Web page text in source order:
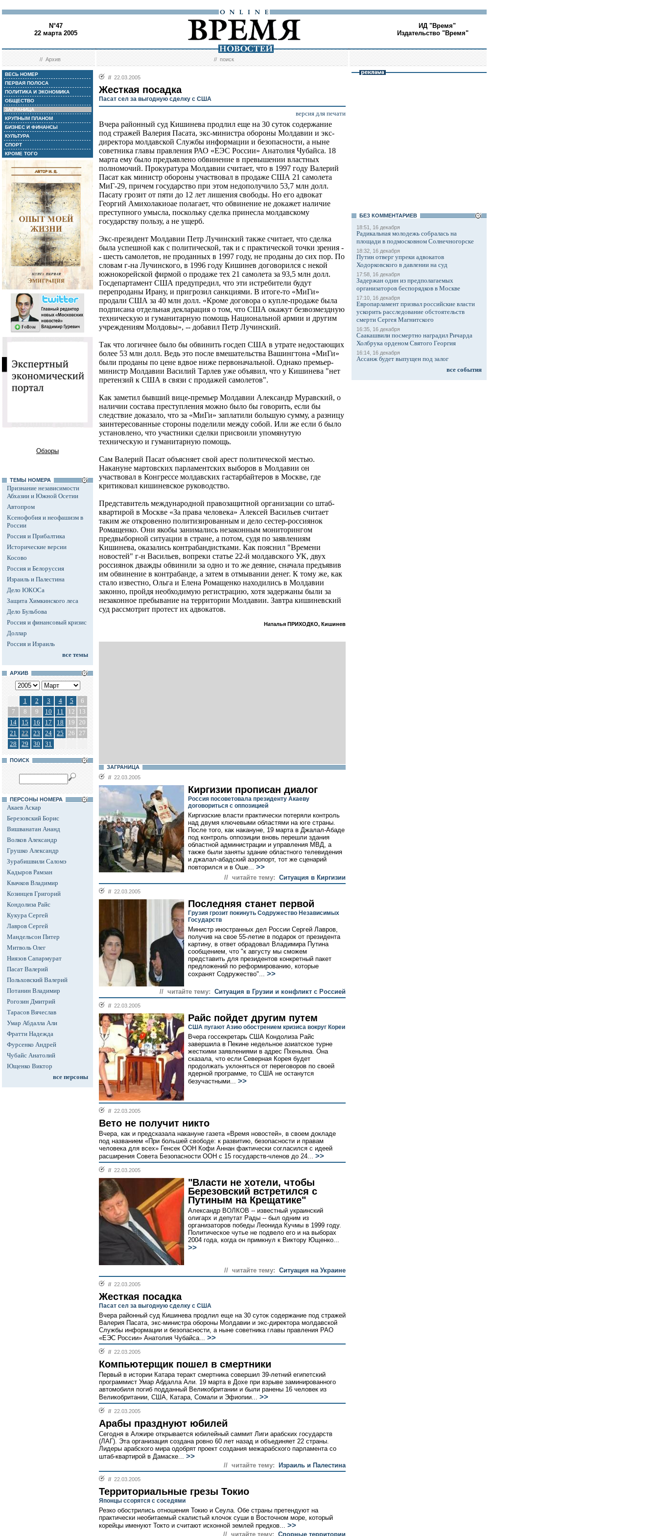
N°47
22 марта 2005
ИД "Время"
Издательство "Время"
//Архив //поиск
ВЕСЬ НОМЕР
ПЕРВАЯ ПОЛОСА
ПОЛИТИКА И ЭКОНОМИКА
ОБЩЕСТВО
ЗАГРАНИЦА
КРУПНЫМ ПЛАНОМ
БИЗНЕС И ФИНАНСЫ
КУЛЬТУРА
СПОРТ
КРОМЕ ТОГО
Обзоры
ТЕМЫ НОМЕРА
Признание независимости
Абхазии и Южной Осетии
Автопром
Ксенофобия и неофашизм в
России
Россия и Прибалтика
Исторические версии
Косово
Россия и Белоруссия
Израиль и Палестина
Дело ЮКОСа
Защита Химкинского леса
Дело Бульбова
Россия и финансовый кризис
Доллар
Россия и Израиль
все темы
АРХИВ
1 2 3 4 5
6
7
8 9 10 11 12
13
14
15 16 17 18 19 20
21
22 23 24 25 26 27
28
29 30 31
ПОИСК
ПЕРСОНЫ НОМЕРА
Акаев Аскар
Березовский Борис
Вишванатан Ананд
Волков Александр
Грушко Александр
Зурабишвили Саломэ
Кадыров Рамзан
Квачков Владимир
Козинцев Григорий
Кондолиза Райс
Кукура Сергей
Лавров Сергей
Мандельсон Питер
Митволь Олег
Ниязов Сапармурат
Пасат Валерий
Польховский Валерий
Потанин Владимир
Рогозин Дмитрий
Тарасов Вячеслав
Умар Абдалла Али
Фратти Надежда
Фурсенко Андрей
Чубайс Анатолий
Ющенко Виктор
все персоны
// 22.03.2005
Жесткая посадка
Пасат сел за выгодную сделку с США
версия для печати
Вчера районный суд Кишинева продлил еще на 30 суток содержание
под стражей Валерия Пасата, экс-министра обороны Молдавии и экс-
директора молдавской Службы информации и безопасности, а ныне
советника главы правления РАО «ЕЭС России» Анатолия Чубайса. 18
марта ему было предъявлено обвинение в превышении властных
полномочий. Прокуратура Молдавии считает, что в 1997 году Валерий
Пасат как министр обороны участвовал в продаже США 21 самолета
МиГ-29, причем государство при этом недополучило 53,7 млн долл.
Пасату грозит от пяти до 12 лет лишения свободы. Но его адвокат
Георгий Амихолакиоае полагает, что обвинение не докажет наличие
преступного умысла, поскольку сделка принесла молдавскому
государству пользу, а не ущерб.
Экс-президент Молдавии Петр Лучинский также считает, что сделка
была успешной как с политической, так и с практической точки зрения -
- шесть самолетов, не проданных в 1997 году, не проданы до сих пор. По
словам г-на Лучинского, в 1996 году Кишинев договорился с некой
южнокорейской фирмой о продаже тех 21 самолета за 93,5 млн долл.
Госдепартамент США предупредил, что эти истребители будут
перепроданы Ирану, и пригрозил санкциями. В итоге-то «МиГи»
продали США за 40 млн долл. «Кроме договора о купле-продаже была
подписана отдельная декларация о том, что США окажут безвозмездную
техническую и гуманитарную помощь Национальной армии и другим
учреждениям Молдовы», -- добавил Петр Лучинский.
Так что логичнее было бы обвинить госдеп США в утрате недостающих
более 53 млн долл. Ведь это после вмешательства Вашингтона «МиГи»
были проданы по цене вдвое ниже первоначальной. Однако премьер-
министр Молдавии Василий Тарлев уже объявил, что у Кишинева "нет
претензий к США в связи с продажей самолетов".
Как заметил бывший вице-премьер Молдавии Александр Муравский, о
наличии состава преступления можно было бы говорить, если бы
следствие доказало, что за «МиГи» заплатили большую сумму, а разницу
заинтересованные стороны поделили между собой. Или же если б было
установлено, что участники сделки присвоили упомянутую
техническую и гуманитарную помощь.
Сам Валерий Пасат объясняет свой арест политической местью.
Накануне мартовских парламентских выборов в Молдавии он
участвовал в Конгрессе молдавских гастарбайтеров в Москве, где
критиковал кишиневское руководство.
Представитель международной правозащитной организации со штаб-
квартирой в Москве «За права человека» Алексей Васильев считает
таким же откровенно политизированным и дело сестер-россиянок
Ромащенко. Они якобы занимались незаконным мониторингом
предвыборной ситуации в стране, а потом, судя по заявлениям
Кишинева, оказались контрабандистками. Как пояснил "Времени
новостей" г-н Васильев, вопреки статье 22-й молдавского УК, двух
россиянок дважды обвинили за одно и то же деяние, сначала предъявив
им обвинение в контрабанде, а затем в отмывании денег. К тому же, как
стало известно, Ольга и Елена Ромащенко находились в Молдавии
законно, пройдя необходимую регистрацию, хотя задержаны были за
незаконное пребывание на территории Молдавии. Завтра кишиневский
суд рассмотрит протест их адвокатов.
Наталья ПРИХОДКО, Кишинев
ЗАГРАНИЦА
// 22.03.2005
Киргизии прописан диалог
Россия посоветовала президенту Акаеву
договориться с оппозицией
Киргизские власти практически потеряли контроль
над двумя ключевыми областями на юге страны.
После того, как накануне, 19 марта в Джалал-Абаде
под контроль оппозиции вновь перешли здания
областной администрации и управления МВД, а
также были заняты здание областного телевидения
и джалал-абадский аэропорт, тот же сценарий
повторился и в Оше... >>
// читайте тему: Cитуация в Киргизии
// 22.03.2005
Последняя станет первой
Грузия грозит покинуть Содружество Независимых
Государств
Министр иностранных дел России Сергей Лавров,
получив на свое 55-летие в подарок от президента
картину, в ответ обрадовал Владимира Путина
сообщением, что "к августу мы сможем
представить для президентов конкретный пакет
предложений по реформированию, которые
сохранят Содружество"... >>
// читайте тему: Ситуация в Грузии и конфликт с Россией
// 22.03.2005
Райс пойдет другим путем
США пугают Азию обострением кризиса вокруг Кореи
Вчера госсекретарь США Кондолиза Райс
завершила в Пекине недельное азиатское турне
жесткими заявлениями в адрес Пхеньяна. Она
сказала, что если Северная Корея будет
продолжать уклоняться от переговоров по своей
ядерной программе, то США не останутся
безучастными... >>
// 22.03.2005
Вето не получит никто
Вчера, как и предсказала накануне газета «Время новостей», в своем докладе
под названием «При большей свободе: к развитию, безопасности и правам
человека для всех» Генсек ООН Кофи Аннан фактически согласился с идеей
расширения Совета Безопасности ООН с 15 государств-членов до 24... >>
// 22.03.2005
"Власти не хотели, чтобы
Березовский встретился с
Путиным на Крещатике"
Александр ВОЛКОВ -- известный украинский
олигарх и депутат Рады -- был одним из
организаторов победы Леонида Кучмы в 1999 году.
Политическое чутье не подвело его и на выборах
2004 года, когда он примкнул к Виктору Ющенко...
>>
// читайте тему: Ситуация на Украине
// 22.03.2005
Жесткая посадка
Пасат сел за выгодную сделку с США
Вчера районный суд Кишинева продлил еще на 30 суток содержание под стражей
Валерия Пасата, экс-министра обороны Молдавии и экс-директора молдавской
Службы информации и безопасности, а ныне советника главы правления РАО
«ЕЭС России» Анатолия Чубайса... >>
// 22.03.2005
Компьютерщик пошел в смертники
Первый в истории Катара теракт смертника совершил 39-летний египетский
программист Умар Абдалла Али. 19 марта в Дохе при взрыве заминированного
автомобиля погиб подданный Великобритании и были ранены 16 человек из
Великобритании, США, Катара, Сомали и Эфиопии... >>
// 22.03.2005
Арабы празднуют юбилей
Сегодня в Алжире открывается юбилейный саммит Лиги арабских государств
(ЛАГ). Эта организация создана ровно 60 лет назад и объединяет 22 страны.
Лидеры арабского мира одобрят проект создания межарабского парламента со
штаб-квартирой в Дамаске... >>
// читайте тему: Израиль и Палестина
// 22.03.2005
Территориальные грезы Токио
Японцы ссорятся с соседями
Резко обострились отношения Токио и Сеула. Обе страны претендуют на
практически необитаемый скалистый клочок суши в Восточном море, который
корейцы именуют Токто и считают исконной землей предков... >>
// читайте тему: Спорные территории
БЕЗ КОМMЕНТАРИЕВ
18:51, 16 декабря
Радикальная молодежь собралась на
площади в подмосковном Солнечногорске
18:32, 16 декабря
Путин отверг упреки адвокатов
Ходорковского в давлении на суд
17:58, 16 декабря
Задержан один из предполагаемых
организаторов беспорядков в Москве
17:10, 16 декабря
Европарламент призвал российские власти
ускорить расследование обстоятельств
смерти Сергея Магнитского
16:35, 16 декабря
Саакашвили посмертно наградил Ричарда
Холбрука орденом Святого Георгия
16:14, 16 декабря
Ассанж будет выпущен под залог
все события